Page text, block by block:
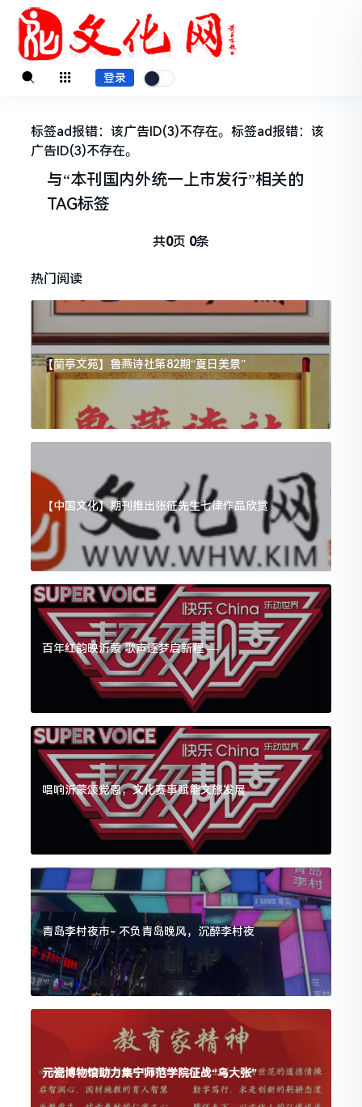
登录
标签ad报错：该广告ID(3)不存在。标签ad报错：该
广告ID(3)不存在。
与“本刊国内外统一上市发行”相关的
TAG标签
共0页 0条
热门阅读
【蘭亭文苑】鲁燕诗社第82期“夏日美景”
【中国文化】期刊推出张征先生七律作品欣赏
百年红韵映沂蒙 歌声逐梦启新程 —
唱响沂蒙颂党恩，文化赛事赋能文旅发展
青岛李村夜市- 不负青岛晚风，沉醉李村夜
元瓷博物馆助力集宁师范学院征战“乌大张”